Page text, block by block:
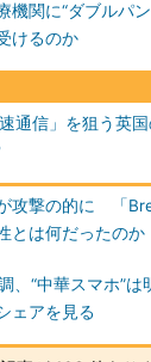
機関に“ダブルパ
けるのか
通信」を狙う英
攻撃の的に 「
とは何だったのか
、“中華スマホ”
ェアを見る